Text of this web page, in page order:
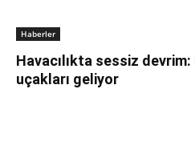
Haberler
Havacılıkta sessiz
uçakları geliyor